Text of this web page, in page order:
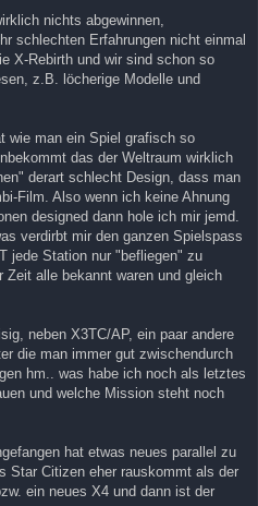
nichts abgewinnen,
schlechten Erfahrungen nicht einmal
X-Rebirth und wir sind schon so
z.B. löcherige Modelle und
wie man ein Spiel grafisch so
das der Weltraum wirklich
derart schlecht Design, dass man
Film. Also wenn ich keine Ahnung
designed dann hole ich mir jemd.
verdirbt mir den ganzen Spielspass
jede Station nur "befliegen" zu
Zeit alle bekannt waren und gleich
neben X3TC/AP, ein paar andere
die man immer gut zwischendurch
hm.. was habe ich noch als letztes
und welche Mission steht noch
hat etwas neues parallel zu
Star Citizen eher rauskommt als der
ein neues X4 und dann ist der